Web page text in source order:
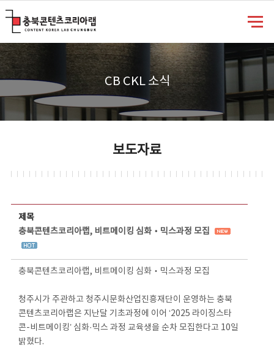
CB CKL 소식
보도자료
제목
충북콘텐츠코리아랩, 비트메이킹 심화‧믹스과정 모집
충북콘텐츠코리아랩, 비트메이킹 심화‧믹스과정 모집
청주시가 주관하고 청주시문화산업진흥재단이 운영하는 충북
콘텐츠코리아랩은 지난달 기초과정에 이어 ‘2025 라이징스타
콘-비트메이킹’ 심화·믹스 과정 교육생을 순차 모집한다고 10일
밝혔다.